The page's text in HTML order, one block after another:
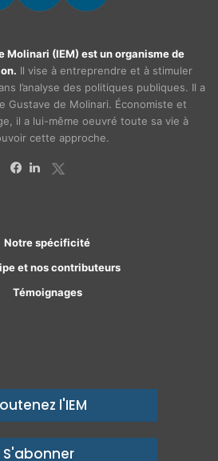
Molinari (IEM) est un organisme de
Il vise à entreprendre et à stimuler
l’analyse des politiques publiques. Il a
Gustave de Molinari. Économiste et
il a lui-même oeuvré toute sa vie à
cette approche.
Notre spécificité
et nos contributeurs
Témoignages
l'IEM
S'abonner